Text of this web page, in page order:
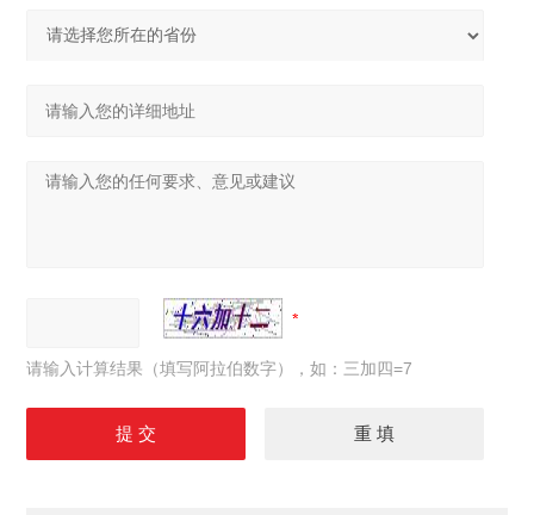
请输入计算结果（填写阿拉伯数字），如：三加四=7